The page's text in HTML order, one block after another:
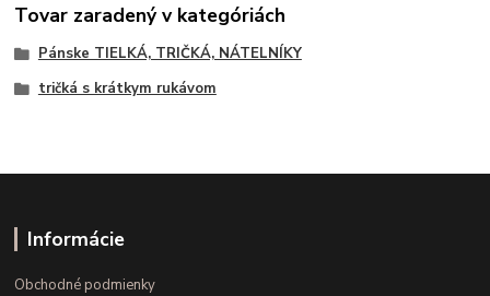
Tovar zaradený v kategóriách
Pánske TIELKÁ, TRIČKÁ, NÁTELNÍKY
tričká s krátkym rukávom
Informácie
Obchodné podmienky